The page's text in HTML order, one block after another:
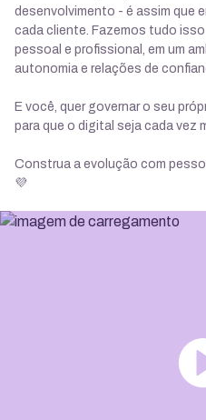
desenvolvimento - é assim que
cada cliente. Fazemos tudo
pessoal e profissional, em um
autonomia e relações de
E você, quer governar o seu
para que o digital seja cada vez
Construa a evolução com
💜